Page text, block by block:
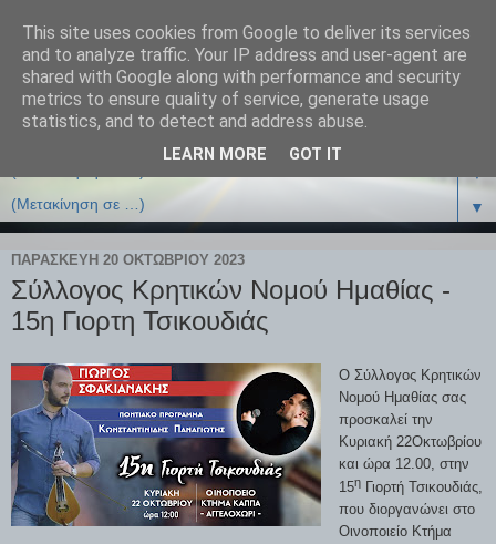
▼
▼
ΠΑΡΑΣΚΕΥΉ 20 ΟΚΤΩΒΡΊΟΥ 2023
Σύλλογος Κρητικών Νομού Ημαθίας -
15η Γιορτη Τσικουδιάς
Ο Σύλλογος Κρητικών
Νομού Ημαθίας σας
προσκαλεί την
Κυριακή 22Οκτωβρίου
και ώρα 12.00, στην
15ηΓιορτή Τσικουδιάς,
που διοργανώνει στο
Οινοποιείο Κτήμα
This site uses cookies from Google to deliver its services
and to analyze traffic. Your IP address and user-agent are
shared with Google along with performance and security
metrics to ensure quality of service, generate usage
statistics, and to detect and address abuse.
LEARN MORE GOT IT